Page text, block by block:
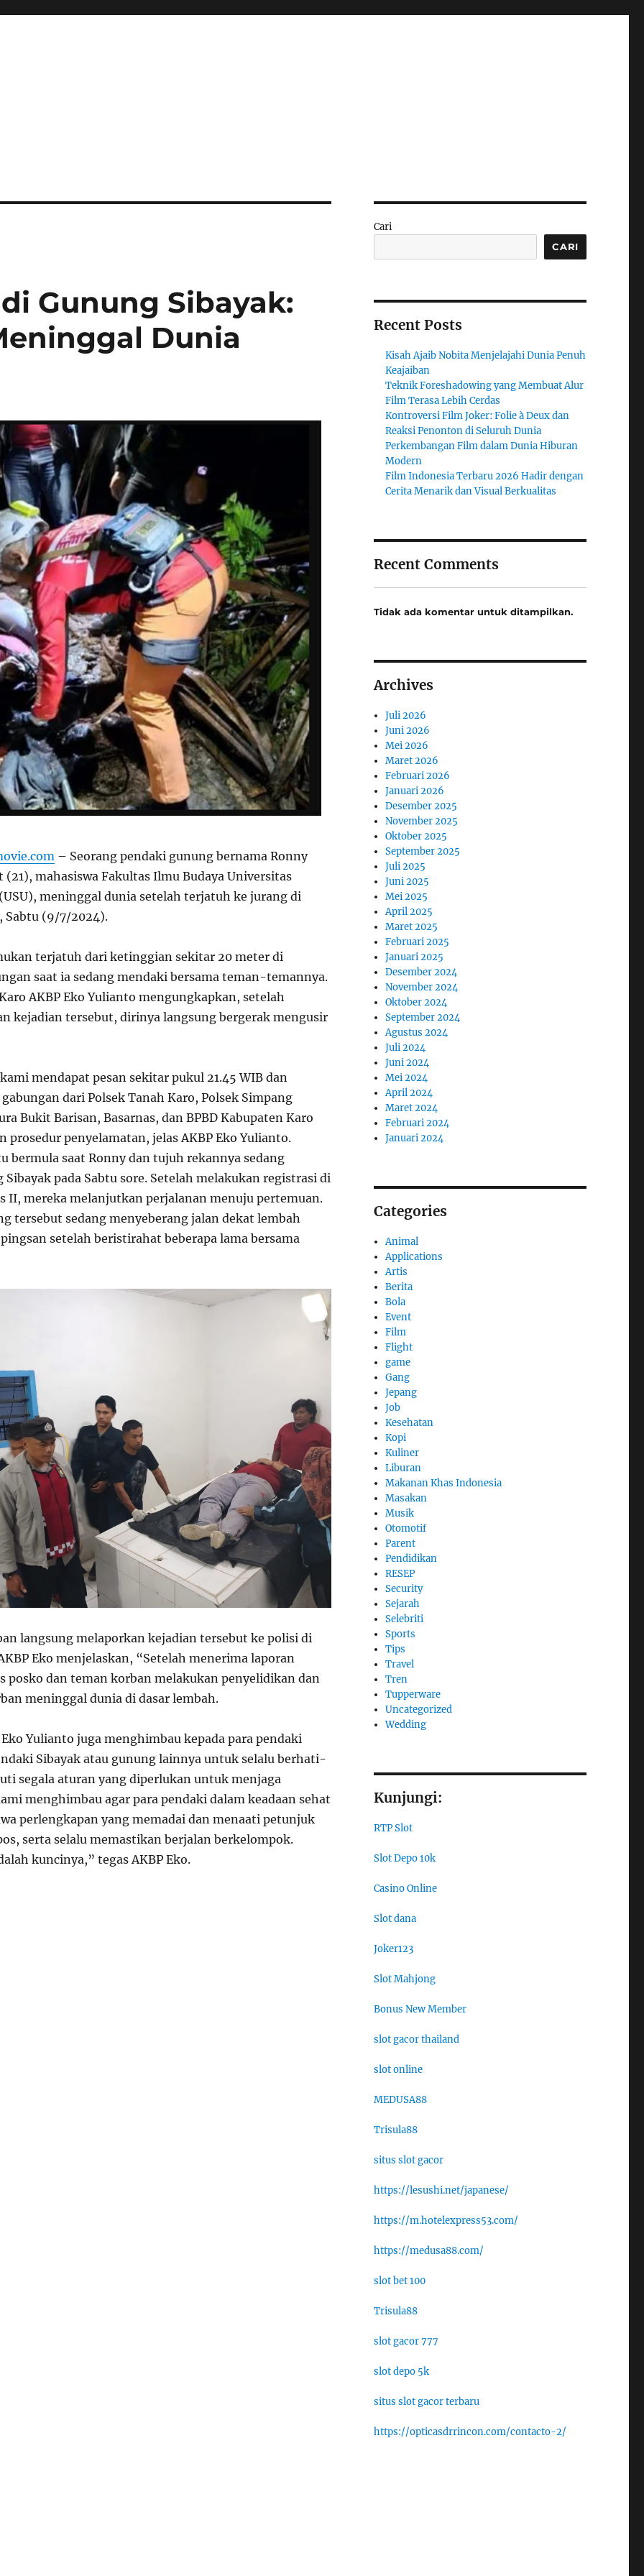
Gunung Sibayak:
Dunia
– Seorang pendaki gunung bernama Ronny
(21), mahasiswa Fakultas Ilmu Budaya Universitas
meninggal dunia setelah terjatuh ke jurang di
Sabtu (9/7/2024).
terjatuh dari ketinggian sekitar 20 meter di
saat ia sedang mendaki bersama teman-temannya.
AKBP Eko Yulianto mengungkapkan, setelah
kejadian tersebut, dirinya langsung bergerak mengusir
mendapat pesan sekitar pukul 21.45 WIB dan
dari Polsek Tanah Karo, Polsek Simpang
Bukit Barisan, Basarnas, dan BPBD Kabupaten Karo
prosedur penyelamatan, jelas AKBP Eko Yulianto.
bermula saat Ronny dan tujuh rekannya sedang
pada Sabtu sore. Setelah melakukan registrasi di
II, mereka melanjutkan perjalanan menuju pertemuan.
tersebut sedang menyeberang jalan dekat lembah
setelah beristirahat beberapa lama bersama
langsung melaporkan kejadian tersebut ke polisi di
Eko menjelaskan, “Setelah menerima laporan
posko dan teman korban melakukan penyelidikan dan
meninggal dunia di dasar lembah.
Yulianto juga menghimbau kepada para pendaki
Sibayak atau gunung lainnya untuk selalu berhati-
segala aturan yang diperlukan untuk menjaga
menghimbau agar para pendaki dalam keadaan sehat
perlengkapan yang memadai dan menaati petunjuk
serta selalu memastikan berjalan berkelompok.
kuncinya,” tegas AKBP Eko.
Cari
CARI
Recent Posts
Kisah Ajaib Nobita Menjelajahi Dunia Penuh
Keajaiban
Teknik Foreshadowing yang Membuat Alur
Film Terasa Lebih Cerdas
Kontroversi Film Joker: Folie à Deux dan
Reaksi Penonton di Seluruh Dunia
Perkembangan Film dalam Dunia Hiburan
Modern
Film Indonesia Terbaru 2026 Hadir dengan
Cerita Menarik dan Visual Berkualitas
Recent Comments
Tidak ada komentar untuk ditampilkan.
Archives
Juli 2026
Juni 2026
Mei 2026
Maret 2026
Februari 2026
Januari 2026
Desember 2025
November 2025
Oktober 2025
September 2025
Juli 2025
Juni 2025
Mei 2025
April 2025
Maret 2025
Februari 2025
Januari 2025
Desember 2024
November 2024
Oktober 2024
September 2024
Agustus 2024
Juli 2024
Juni 2024
Mei 2024
April 2024
Maret 2024
Februari 2024
Januari 2024
Categories
Animal
Applications
Artis
Berita
Bola
Event
Film
Flight
game
Gang
Jepang
Job
Kesehatan
Kopi
Kuliner
Liburan
Makanan Khas Indonesia
Masakan
Musik
Otomotif
Parent
Pendidikan
RESEP
Security
Sejarah
Selebriti
Sports
Tips
Travel
Tren
Tupperware
Uncategorized
Wedding
Kunjungi:
RTP Slot
Slot Depo 10k
Casino Online
Slot dana
Joker123
Slot Mahjong
Bonus New Member
slot gacor thailand
slot online
MEDUSA88
Trisula88
situs slot gacor
https://lesushi.net/japanese/
https://m.hotelexpress53.com/
https://medusa88.com/
slot bet 100
Trisula88
slot gacor 777
slot depo 5k
situs slot gacor terbaru
https://opticasdrrincon.com/contacto-2/